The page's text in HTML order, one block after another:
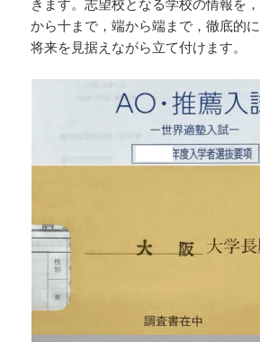
から十まで，端から端まで，徹底的
将来を見据えながら立て付けます。